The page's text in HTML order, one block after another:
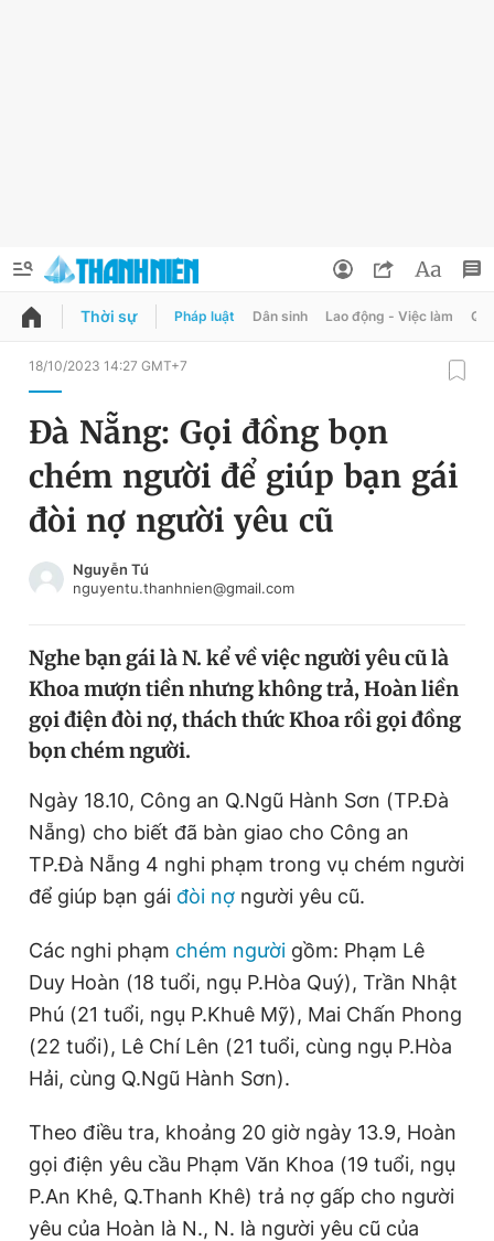
QUẢNG CÁO
Chuyên mục
Chuyên mục khác
Chào ngày mới
Video Magazine
Sản phẩm khác
Tiện ích Bạn cần biết
Thông tin tòa soạn Liên hệ quảng cáo
Đọc Thanh Niên trên điện thoại
Theo dõi báo trên
Đổi mật khẩu
Tin đã lưu
Tin đã xem
Đăng xuất
Thời sự Pháp luật Dân sinh Lao động - Việc làm
18/10/2023 14:27 GMT+7
Đà Nẵng: Gọi đồng bọn
chém người để giúp bạn gái
đòi nợ người yêu cũ
Nguyễn Tú
nguyentu.thanhnien@gmail.com
Nghe bạn gái là N. kể về việc người yêu cũ là
Khoa mượn tiền nhưng không trả, Hoàn liền
gọi điện đòi nợ, thách thức Khoa rồi gọi đồng
bọn chém người.
Ngày 18.10, Công an Q.Ngũ Hành Sơn (TP.Đà
Nẵng) cho biết đã bàn giao cho Công an
TP.Đà Nẵng 4 nghi phạm trong vụ chém người
để giúp bạn gái đòi nợ người yêu cũ.
Các nghi phạm chém người gồm: Phạm Lê
Duy Hoàn (18 tuổi, ngụ P.Hòa Quý), Trần Nhật
Phú (21 tuổi, ngụ P.Khuê Mỹ), Mai Chấn Phong
(22 tuổi), Lê Chí Lên (21 tuổi, cùng ngụ P.Hòa
Hải, cùng Q.Ngũ Hành Sơn).
Theo điều tra, khoảng 20 giờ ngày 13.9, Hoàn
gọi điện yêu cầu Phạm Văn Khoa (19 tuổi, ngụ
P.An Khê, Q.Thanh Khê) trả nợ gấp cho người
yêu của Hoàn là N., N. là người yêu cũ của